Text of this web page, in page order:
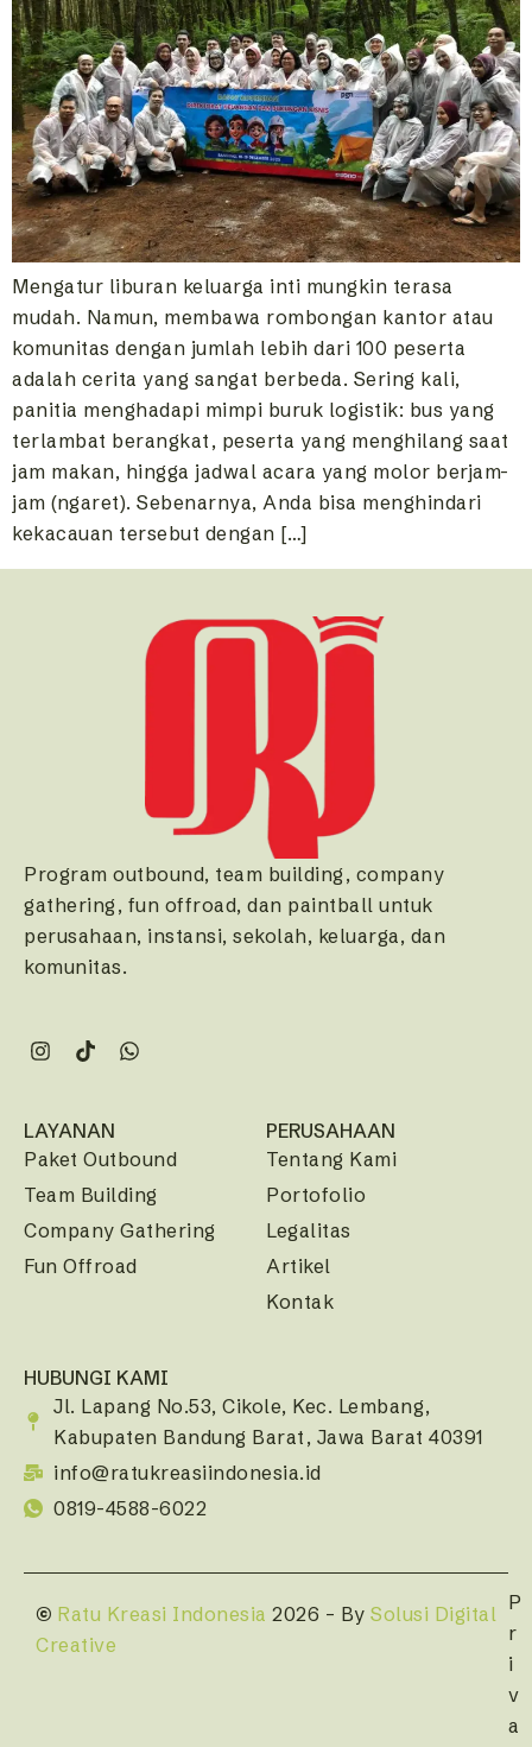
Mengatur liburan keluarga inti mungkin terasa
mudah. Namun, membawa rombongan kantor atau
komunitas dengan jumlah lebih dari 100 peserta
adalah cerita yang sangat berbeda. Sering kali,
panitia menghadapi mimpi buruk logistik: bus yang
terlambat berangkat, peserta yang menghilang saat
jam makan, hingga jadwal acara yang molor berjam-
jam (ngaret). Sebenarnya, Anda bisa menghindari
kekacauan tersebut dengan […]
Program outbound, team building, company
gathering, fun offroad, dan paintball untuk
perusahaan, instansi, sekolah, keluarga, dan
komunitas.
LAYANAN
Paket Outbound
Team Building
Company Gathering
Fun Offroad
PERUSAHAAN
Tentang Kami
Portofolio
Legalitas
Artikel
Kontak
HUBUNGI KAMI
Jl. Lapang No.53, Cikole, Kec. Lembang,
Kabupaten Bandung Barat, Jawa Barat 40391
info@ratukreasiindonesia.id
0819-4588-6022
© Ratu Kreasi Indonesia 2026 – By Solusi Digital
Creative
P
r
i
v
a